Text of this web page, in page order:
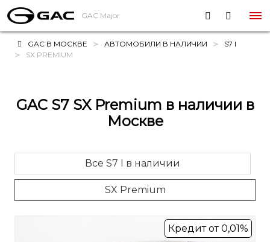
GAC Major
GAC В МОСКВЕ АВТОМОБИЛИ В НАЛИЧИИ
S7 I
SX PREMIUM
GAC S7 SX Premium в наличии в
Москве
Все S7 I в наличии
SX Premium
Кредит от 0,01%